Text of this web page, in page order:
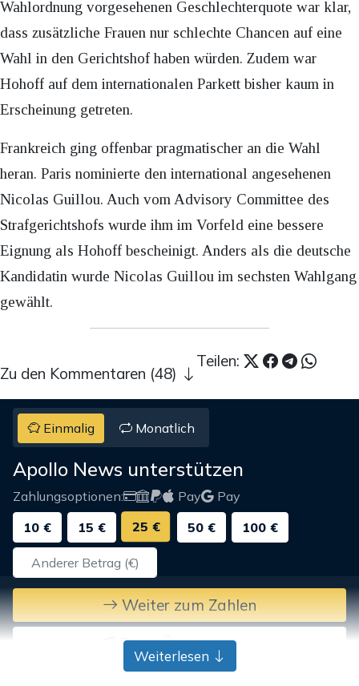
Wahlordnung vorgesehenen Geschlechterquote war klar,
dass zusätzliche Frauen nur schlechte Chancen auf eine
Wahl in den Gerichtshof haben würden. Zudem war
Hohoff auf dem internationalen Parkett bisher kaum in
Erscheinung getreten.
Frankreich ging offenbar pragmatischer an die Wahl
heran. Paris nominierte den international angesehenen
Nicolas Guillou. Auch vom Advisory Committee des
Strafgerichtshofs wurde ihm im Vorfeld eine bessere
Eignung als Hohoff bescheinigt. Anders als die deutsche
Kandidatin wurde Nicolas Guillou im sechsten Wahlgang
gewählt.
Teilen:
Zu den Kommentaren (48)
Einmalig Monatlich
Apollo News unterstützen
Zahlungsoptionen: Pay
Pay
10 €
15 € 25 € 50 € 100 €
Weiter zum Zahlen
Bank-Überweisung
Weiterlesen